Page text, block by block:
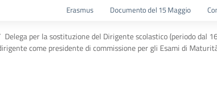
Erasmus Documento del 15 Maggio
Delega per la sostituzione del Dirigente scolastico (periodo dal
come presidente di commissione per gli Esami di